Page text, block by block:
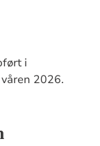
i
2026.